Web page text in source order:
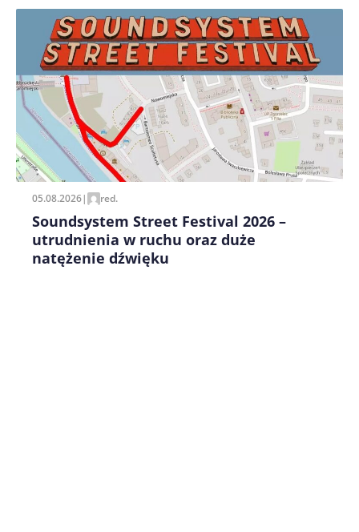
Zapamiętaj moje dane w tej przeglądarce podczas
pisania kolejnych komentarzy.
05.08.2026| red.
Soundsystem Street Festival 2026 –
utrudnienia w ruchu oraz duże
natężenie dźwięku